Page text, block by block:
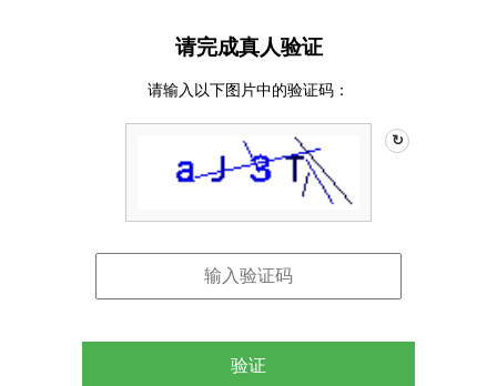
请完成真人验证
请输入以下图片中的验证码：
↻
验证